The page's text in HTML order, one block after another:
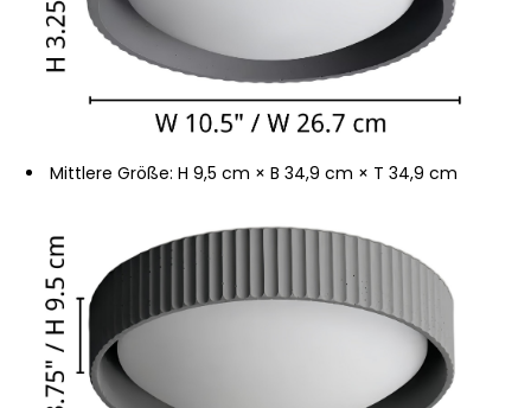
Mittlere Größe: H 9,5 cm × B 34,9 cm × T 34,9 cm